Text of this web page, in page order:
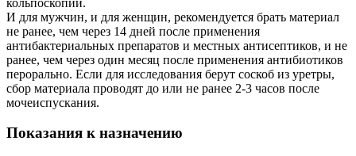
И для мужчин, и для женщин, рекомендуется брать материал
не ранее, чем через 14 дней после применения
антибактериальных препаратов и местных антисептиков, и не
ранее, чем через один месяц после применения антибиотиков
перорально. Если для исследования берут соскоб из уретры,
сбор материала проводят до или не ранее 2-3 часов после
мочеиспускания.
Показания к назначению